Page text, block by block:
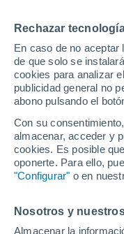
Rechazar
En caso de no
de que solo se
cookies para analizar
publicidad general no
abono pulsando el
Con su
almacenar, acceder y
cookies. Es posible
oponerte. Para ello,
"Configurar" o en
Nosotros y
Almacenar la
Parte de
Pistas